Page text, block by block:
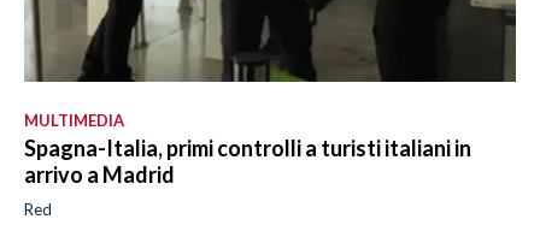
MULTIMEDIA
Spagna-Italia, primi controlli a turisti italiani in
arrivo a Madrid
Red